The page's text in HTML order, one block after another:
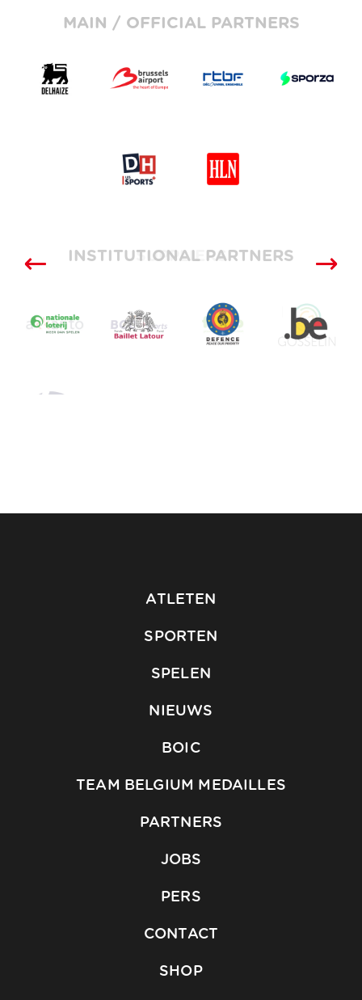
MAIN / OFFICIAL PARTNERS
SUPPLIERS
INSTITUTIONAL PARTNERS
ATLETEN
SPORTEN
SPELEN
NIEUWS
BOIC
TEAM BELGIUM MEDAILLES
PARTNERS
JOBS
PERS
CONTACT
SHOP